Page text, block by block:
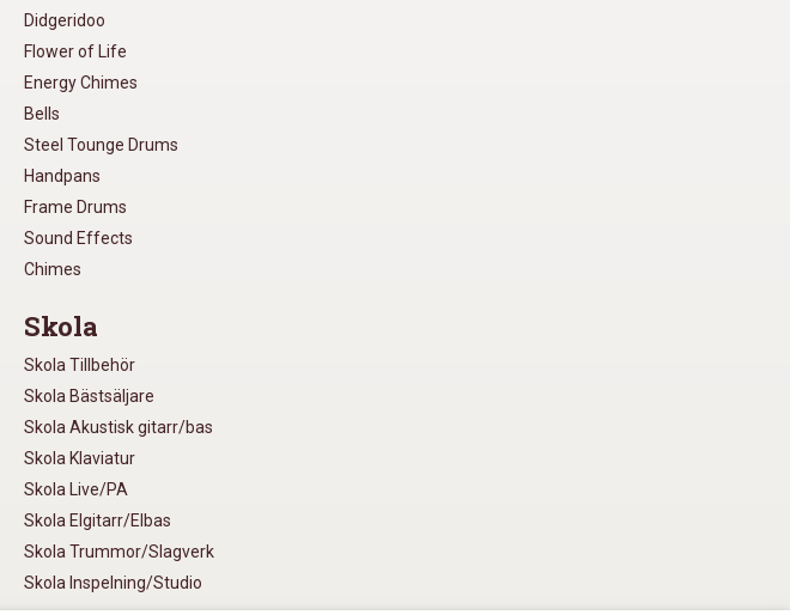
Didgeridoo
Flower of Life
Energy Chimes
Bells
Steel Tounge Drums
Handpans
Frame Drums
Sound Effects
Chimes
Skola
Skola Tillbehör
Skola Bästsäljare
Skola Akustisk gitarr/bas
Skola Klaviatur
Skola Live/PA
Skola Elgitarr/Elbas
Skola Trummor/Slagverk
Skola Inspelning/Studio